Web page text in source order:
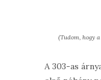
(Tudom, hogy
A 303-as